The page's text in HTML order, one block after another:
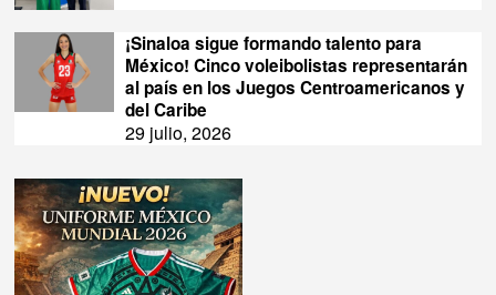
¡Sinaloa sigue formando talento para
México! Cinco voleibolistas representarán
al país en los Juegos Centroamericanos y
del Caribe
29 julio, 2026